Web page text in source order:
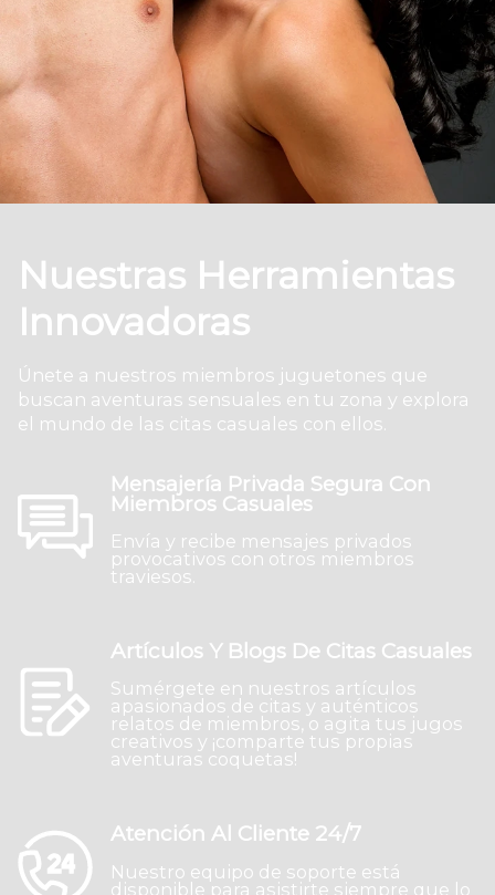
Nuestras Herramientas
Innovadoras
Únete a nuestros miembros juguetones que
buscan aventuras sensuales en tu zona y explora
el mundo de las citas casuales con ellos.
Mensajería Privada Segura Con
Miembros Casuales
Envía y recibe mensajes privados
provocativos con otros miembros
traviesos.
Artículos Y Blogs De Citas Casuales
Sumérgete en nuestros artículos
apasionados de citas y auténticos
relatos de miembros, o agita tus jugos
creativos y ¡comparte tus propias
aventuras coquetas!
Atención Al Cliente 24/7
Nuestro equipo de soporte está
disponible para asistirte siempre que lo